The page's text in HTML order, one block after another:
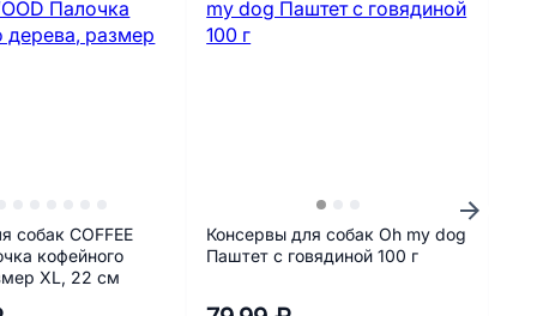
собак COFFEE
кофейного
XL, 22 см
Консервы для собак Oh my dog
Паштет с говядиной 100 г